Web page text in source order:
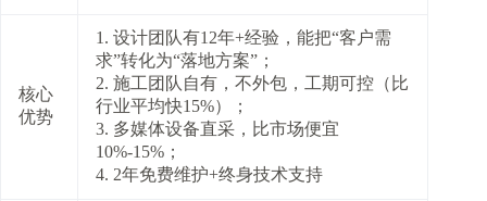
核心
优势
1. 设计团队有12年+经验，能把“客户需
求”转化为“落地方案”；
2. 施工团队自有，不外包，工期可控（比
行业平均快15%）；
3. 多媒体设备直采，比市场便宜
10%-15%；
4. 2年免费维护+终身技术支持